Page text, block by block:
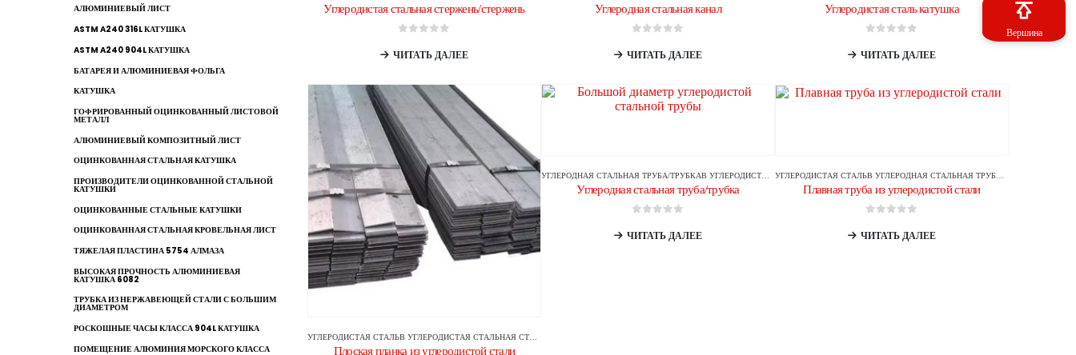
Углеродистая стальная стержень/стержень
ЧИТАТЬ ДАЛЕЕ
Углеродная стальная канал
ЧИТАТЬ ДАЛЕЕ
Углеродистая сталь катушка
ЧИТАТЬ ДАЛЕЕ
УГЛЕРОДИСТАЯ СТАЛЬВ УГЛЕРОДИСТАЯ СТАЛЬНАЯ СТЕРЖЕНЬ/СТЕРЖЕНЬ
Плоская планка из углеродистой стали
УГЛЕРОДНАЯ СТАЛЬНАЯ ТРУБА/ТРУБКАВ УГЛЕРОДИСТАЯ СТАЛЬ
Углеродная стальная труба/трубка
ЧИТАТЬ ДАЛЕЕ
УГЛЕРОДИСТАЯ СТАЛЬВ УГЛЕРОДНАЯ СТАЛЬНАЯ ТРУБА/ТРУБКА
Плавная труба из углеродистой стали
ЧИТАТЬ ДАЛЕЕ
АЛЮМИНИЕВЫЙ ЛИСТ
ASTM A240 316L КАТУШКА
ASTM A240 904L КАТУШКА
БАТАРЕЯ И АЛЮМИНИЕВАЯ ФОЛЬГА
КАТУШКА
ГОФРИРОВАННЫЙ ОЦИНКОВАННЫЙ ЛИСТОВОЙ
МЕТАЛЛ
АЛЮМИНИЕВЫЙ КОМПОЗИТНЫЙ ЛИСТ
ОЦИНКОВАННАЯ СТАЛЬНАЯ КАТУШКА
ПРОИЗВОДИТЕЛИ ОЦИНКОВАННОЙ СТАЛЬНОЙ
КАТУШКИ
ОЦИНКОВАННЫЕ СТАЛЬНЫЕ КАТУШКИ
ОЦИНКОВАННАЯ СТАЛЬНАЯ КРОВЕЛЬНАЯ ЛИСТ
ТЯЖЕЛАЯ ПЛАСТИНА 5754 АЛМАЗА
ВЫСОКАЯ ПРОЧНОСТЬ АЛЮМИНИЕВАЯ
КАТУШКА 6082
ТРУБКА ИЗ НЕРЖАВЕЮЩЕЙ СТАЛИ С БОЛЬШИМ
ДИАМЕТРОМ
РОСКОШНЫЕ ЧАСЫ КЛАССА 904L КАТУШКА
ПОМЕЩЕНИЕ АЛЮМИНИЯ МОРСКОГО КЛАССА
Вершина